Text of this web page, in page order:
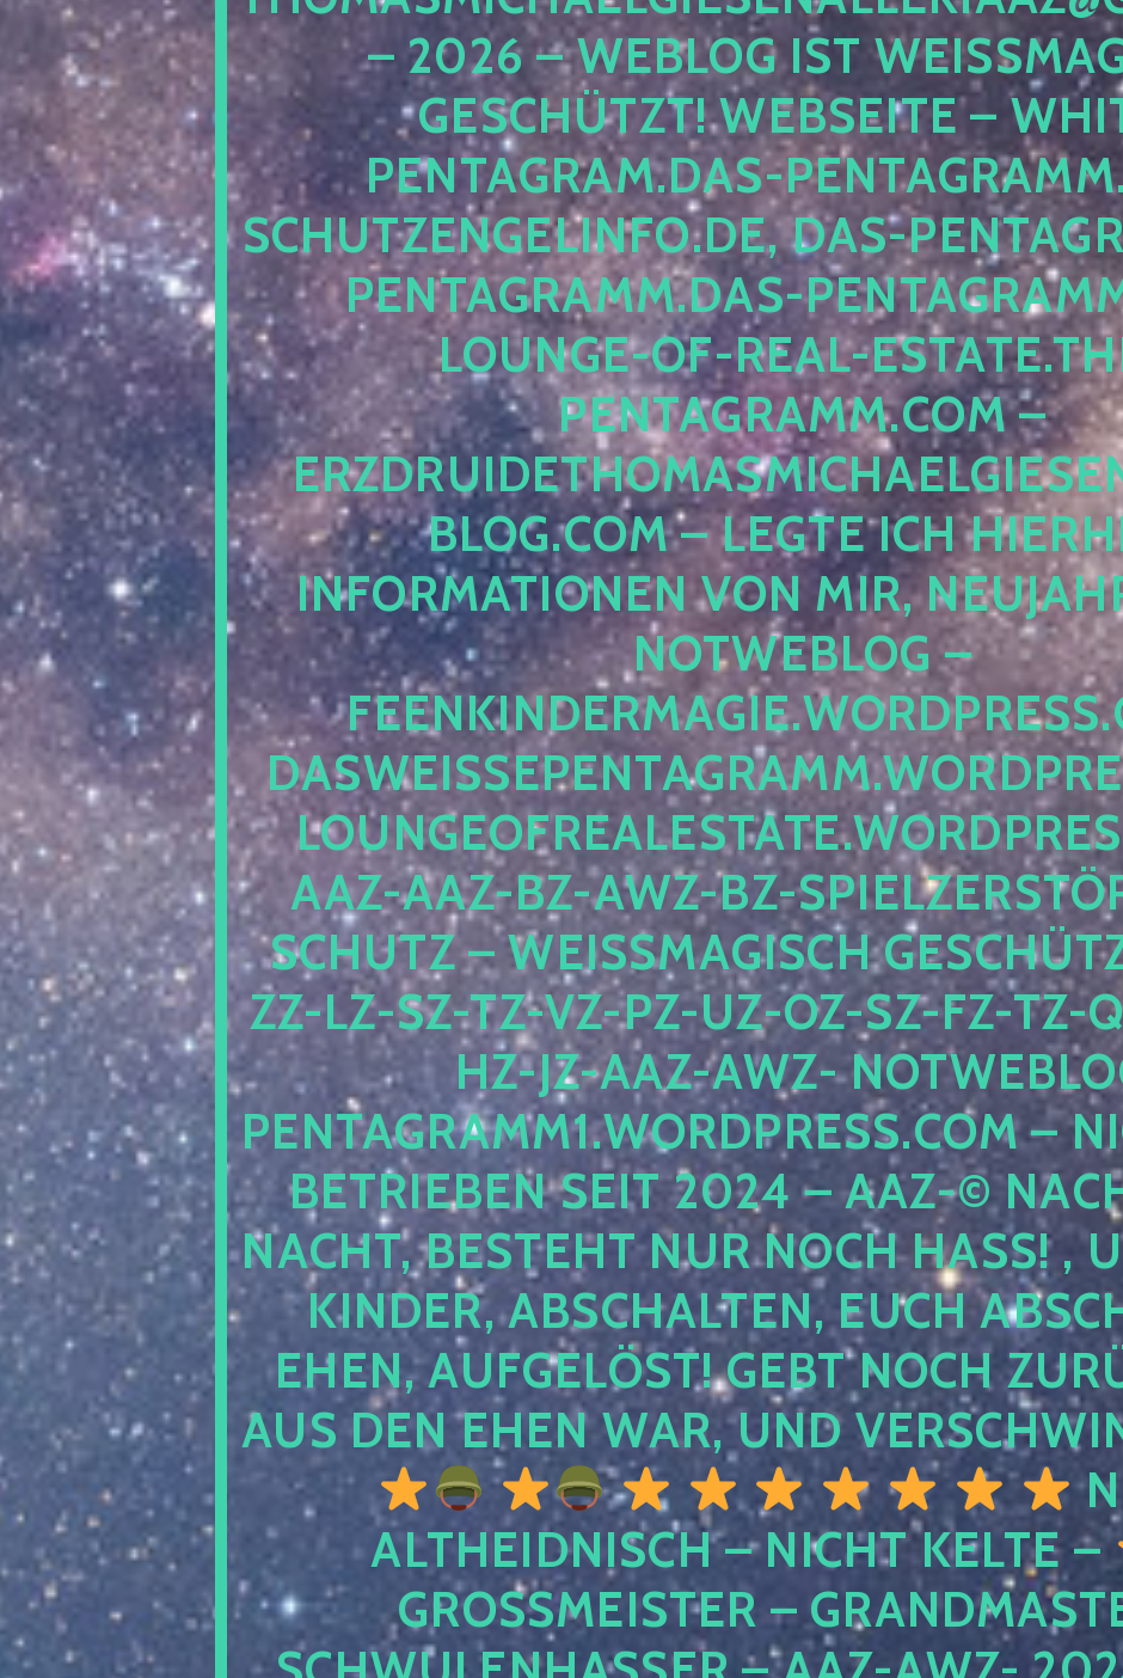
– 2026 – WEBLOG IST
ESCHÜTZT! WEBSEITE –
ENTAGRAM.DAS-
CHUTZENGELINFO.DE, DAS-
ENTAGRAMM.DAS-
OUNGE-OF-REAL-
ENTAGRAMM.COM – E
LOG.COM – LEGTE ICH
NFORMATIONEN VON MIR,
OTWEBLOG – F
AZ-AAZ-BZ-AWZ-BZ-
CHUTZ – WEISSMAGISCH
-LZ-SZ-TZ-VZ-PZ-UZ-OZ-SZ-FZ-TZ-
-JZ-AAZ-AWZ- NOTWEBLOG
NTAGRAMM1.WORDPRESS.COM –
TRIEBEN SEIT 2024 – AAZ-© NACH
CHT, BESTEHT NUR NOCH HASS! ,
NDER, ABSCHALTEN, EUCH
EN, AUFGELÖST! GEBT NOCH
S DEN EHEN WAR, UND
ALTHEIDNISCH – NICHT KELTE –
GROSSMEISTER –